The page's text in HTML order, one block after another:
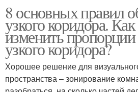
8 основных правил
узкого коридора.
изменить
узкого коридора?
Хорошее решение для
пространства – зонирование